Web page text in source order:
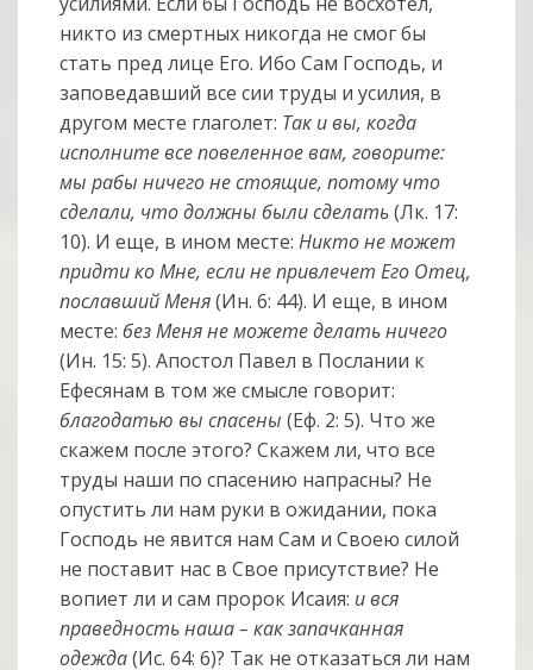
никто из смертных никогда не смог бы
стать пред лице Его. Ибо Сам Господь, и
заповедавший все сии труды и усилия, в
другом месте глаголет: Так и вы, когда
исполните все повеленное вам, говорите:
мы рабы ничего не стоящие, потому что
сделали, что должны были сделать(Лк. 17:
10). И еще, в ином месте:Никто не может
придти ко Мне, если не привлечет Его Отец,
пославший Меня(Ин. 6: 44). И еще, в ином
месте:без Меня не можете делать ничего
(Ин. 15: 5). Апостол Павел в Послании к
Ефесянам в том же смысле говорит:
благодатью вы спасены (Еф. 2: 5). Что же
скажем после этого? Скажем ли, что все
труды наши по спасению напрасны? Не
опустить ли нам руки в ожидании, пока
Господь не явится нам Сам и Своею силой
не поставит нас в Свое присутствие? Не
вопиет ли и сам пророк Исаия: и вся
праведность наша – как запачканная
одежда(Ис. 64: 6)? Так не отказаться ли нам